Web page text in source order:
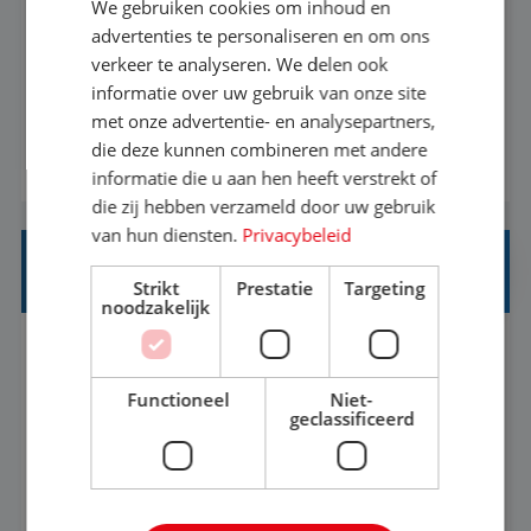
Met jouw ervaring in de reisbranche of
achtergrond in toerisme ben je klaar voor de
volgende stap. Vanaf je stoel reis je de hele
wereld over en speel je moeiteloos in op de
wensen van je team, je klant en wat er in de
reiswereld gebeurt. Met je enthousiasme weet je
klanten te overtuigen om die droomreis te
boeken! ...
BEKIJK VACATURE
REISADVISEUR ALLROUND
Aalsmeer, Noord-Holland, Nederland
33-36 uur
MBO
Een vakantie plannen is het leukste dat er is. Of
het nu voor jezelf is, of voor een ander: jij vindt
We gebruiken cookies om inhoud en
advertenties te personaliseren en om ons
verkeer te analyseren. We delen ook
informatie over uw gebruik van onze site
met onze advertentie- en analysepartners,
die deze kunnen combineren met andere
informatie die u aan hen heeft verstrekt of
die zij hebben verzameld door uw gebruik
van hun diensten. Privacybeleid
Strikt
noodzakelijk
Prestatie Targeting
Functioneel
Niet-
geclassificeerd